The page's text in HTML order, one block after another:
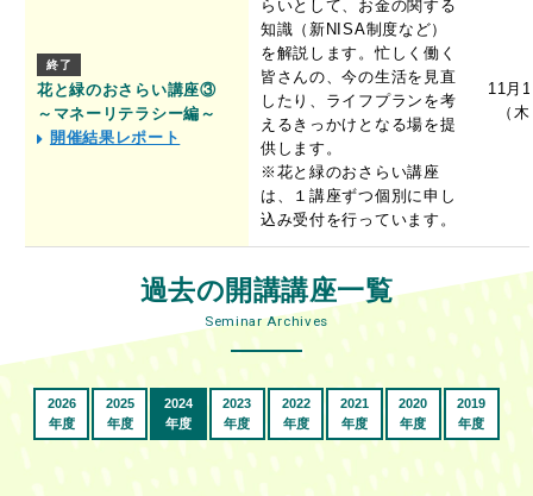
終了
花と緑のおさらい講座③
～マネーリテラシー編～
開催結果レポート
らいとして、お金の関する
知識（新NISA制度など）
を解説します。忙しく働く
皆さんの、今の生活を見直
したり、ライフプランを考
えるきっかけとなる場を提
供します。
※花と緑のおさらい講座
は、１講座ずつ個別に申し
込み受付を行っています。
11月
（
過去の開講講座一覧
Seminar Archives
2026
年度
2025
年度
2024
年度
2023
年度
2022
年度
2021
年度
2020
年度
2019
年度